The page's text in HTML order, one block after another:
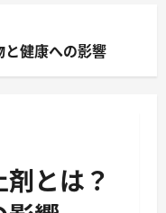
と健康への影響
とは？